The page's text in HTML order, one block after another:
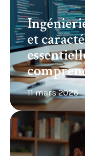
et
11 mars 2026